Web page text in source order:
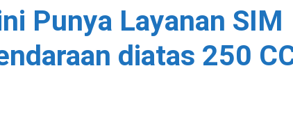
Punya Layanan SIM
diatas 250